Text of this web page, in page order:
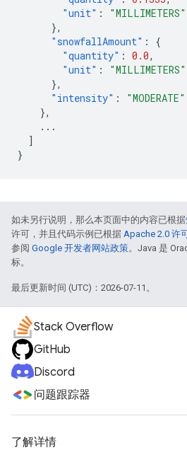
"unit" :
"MILLIMETERS"
},
"snowfallAmount" :
{
"quantity" : 0.0,
"unit" :
"MILLIMETERS"
},
"intensity" :
"MODERATE"
},
...
]
}
如未另行说明，那么本页面中的内容已根据
许可，并且代码示例已根据 Apache 2.0 许
参阅 Google 开发者网站政策。Java 是
标。
最后更新时间 (UTC)：2026-07-11。
Stack Overflow
GitHub
Discord
问题跟踪器
了解详情